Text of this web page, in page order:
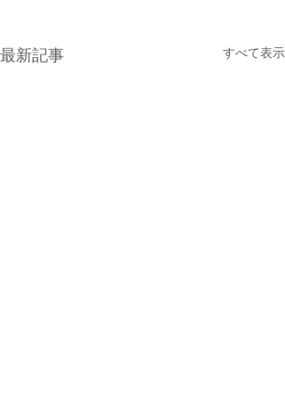
最新記事 すべて表示